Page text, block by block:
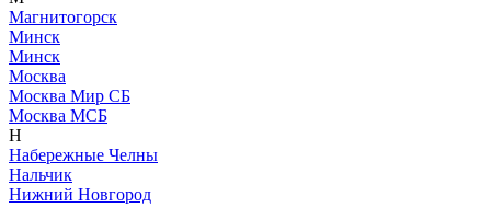
Магнитогорск
Минск
Минск
Москва
Москва Мир СБ
Москва МСБ
Н
Набережные Челны
Нальчик
Нижний Новгород